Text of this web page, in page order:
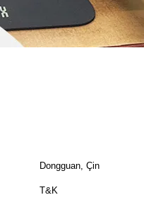
Dongguan, Çin
T&K